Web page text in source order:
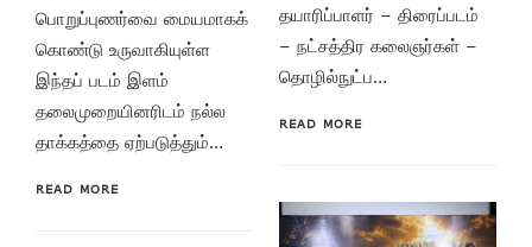
பொறுப்புணர்வை மையமாகக்
கொண்டு உருவாகியுள்ள
இந்தப் படம் இளம்
தலைமுறையினரிடம் நல்ல
தாக்கத்தை ஏற்படுத்தும்…
READ MORE
தயாரிப்பாளர் – திரைப்படம்
– நட்சத்திர கலைஞர்கள் –
தொழில்நுட்ப…
READ MORE